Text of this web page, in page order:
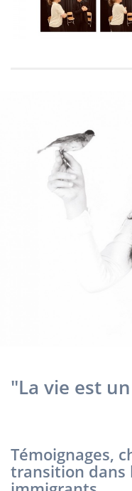
"La vie est
Témoignages,
transition dans